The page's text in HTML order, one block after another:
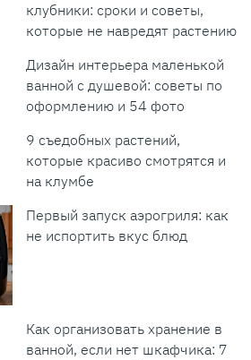
клубники: сроки и советы,
которые не навредят растению
Дизайн интерьера маленькой
ванной с душевой: советы по
оформлению и 54 фото
9 съедобных растений,
которые красиво смотрятся и
на клумбе
Первый запуск аэрогриля: как
не испортить вкус блюд
Как организовать хранение в
ванной, если нет шкафчика: 7